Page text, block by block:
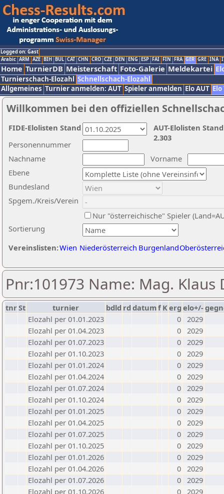
Logged on: Gast
Arabic ARM AZE BIH BUL CAT CHN CRO CZE DEN ENG ESP FAI FIN FRA GER GRE INA
Home TurnierDB Meisterschaft Foto-Galerie Meldekartei
Turnierschach-Elozahl Schnellschach-Elozahl
Allgemeines Turnier anmelden: AUT Spieler anmelden Elo AUT
Willkommen bei den offiziellen
Nachname
Vorname
Ebene
Sortierung
Personennummer
Bundesland
Spgem./Kreis/Verein
Nur "österreichische" Spieler
Vereinslisten:Wien Niederösterreich Burgenland
AUT-Elolisten
2.303
FIDE-Elolisten Stand
Pnr:101973 Name: Mag. Klaus
tnrSt turnier bdld rd datumf Kerg elo+/-
Elozahl per 01.01.2023
0 2029
Elozahl per 01.04.2023
0 2029
Elozahl per 01.07.2023
0 2029
Elozahl per 01.10.2023
0 2029
Elozahl per 01.01.2024
0 2029
Elozahl per 01.04.2024
0 2029
Elozahl per 01.07.2024
0 2029
Elozahl per 01.10.2024
0 2029
Elozahl per 01.01.2025
0 2029
Elozahl per 01.04.2025
0 2029
Elozahl per 01.07.2025
0 2029
Elozahl per 01.10.2025
0 2029
Elozahl per 01.01.2026
0 2029
Elozahl per 01.04.2026
0 2029
Elozahl per 01.07.2026
0 2029
Elozahl per 01.10.2026
0 2029